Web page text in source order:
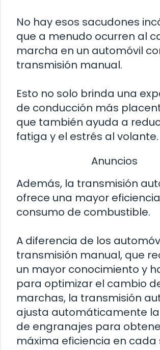
No hay esos sacudones
que a menudo ocurren al
marcha en un automóvil
transmisión manual.
Esto no solo brinda una
de conducción más
que también ayuda a
fatiga y el estrés al volante.
Anuncios
Además, la transmisión
ofrece una mayor
consumo de combustible.
A diferencia de los
transmisión manual, que
un mayor conocimiento y
para optimizar el cambio
marchas, la transmisión
ajusta automáticamente
de engranajes para
máxima eficiencia en cada